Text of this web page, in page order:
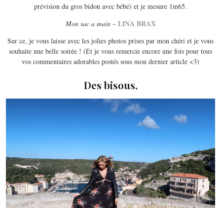
prévision du gros bidon avec bébé) et je mesure 1m65.
Mon sac a main– LINA BRAX
Sur ce, je vous laisse avec les jolies photos prises par mon chéri et je vous
souhaite une belle soirée ! (Et je vous remercie encore une fois pour tous
vos commentaires adorables postés sous mon dernier article <3)
Des bisous,